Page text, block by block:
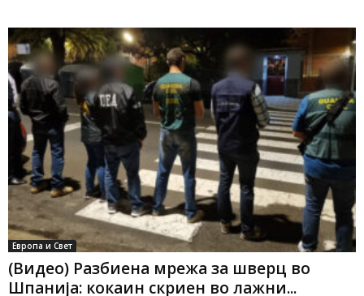
Европа и Свет
(Видео) Разбиена мрежа за шверц во
Шпанија: кокаин скриен во лажни...